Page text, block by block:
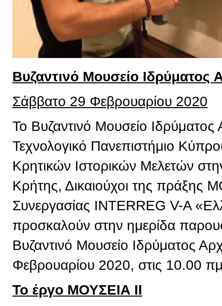
Βυζαντινό Μουσείο Ιδρύματος
Σάββατο 29 Φεβρουαρίου 2020
Το Βυζαντινό Μουσείο
Τεχνολογικό Πανεπιστήμιο
Κρητικών Ιστορικών Μελετών
Κρήτης, Δικαιούχοι της πράξης
Συνεργασίας INTERREG V-A
προσκαλούν στην ημερίδα
Βυζαντινό Μουσείο Ιδρύματος
Φεβρουαρίου 2020, στις 10.00
Το έργο ΜΟΥΣΕΙΑ ΙΙ